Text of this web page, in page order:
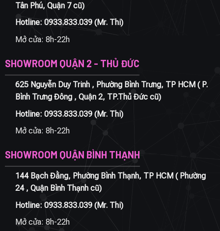
Tân Phú, Quận 7 cũ)
Hotline: 0933.833.039(Mr. Thi)
Mở cửa: 8h-22h
SHOWROOM QUẬN 2 - THỦ ĐỨC
625 Nguyễn Duy Trinh , Phường Bình Trưng, TP HCM ( P.
Bình Trưng Đông , Quận 2, TP.Thủ Đức cũ)
Hotline: 0933.833.039(Mr. Thi)
Mở cửa: 8h-22h
SHOWROOM QUẬN BÌNH THẠNH
144 Bạch Đằng, Phường Bình Thạnh, TP HCM ( Phường
24 , Quận Bình Thạnh cũ)
Hotline: 0933.833.039(Mr. Thi)
Mở cửa: 8h-22h